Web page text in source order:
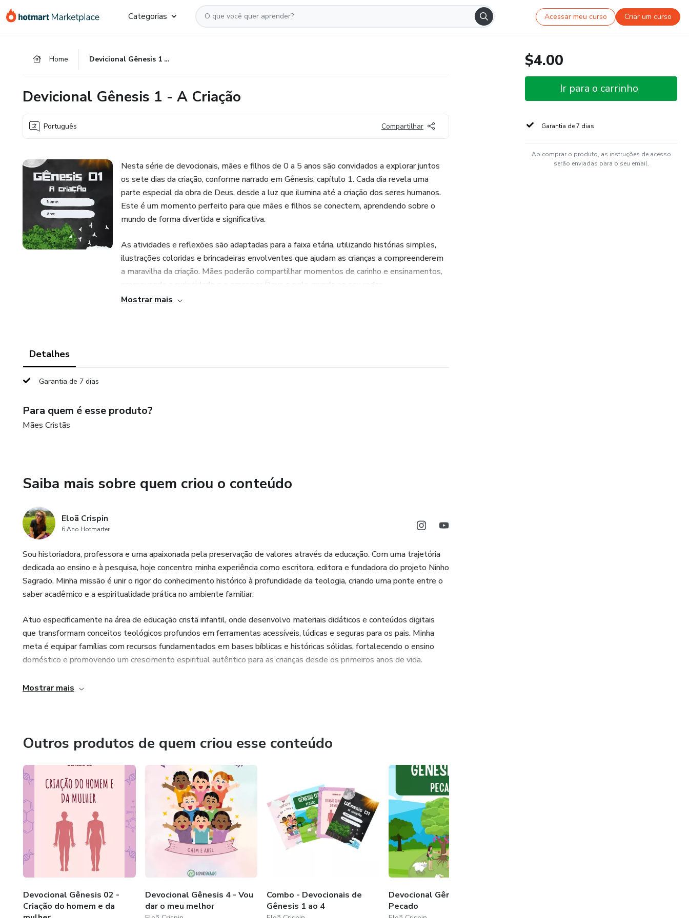
para
para
para
Categorias Acessar meu curso Criar um curso
Home Devicional Gênesis 1 - A Criação
Devicional Gênesis 1 - A Criação
Português Compartilhar
Nesta série de devocionais, mães e filhos de 0 a 5 anos são convidados a explorar juntos
os sete dias da criação, conforme narrado em Gênesis, capítulo 1. Cada dia revela uma
parte especial da obra de Deus, desde a luz que ilumina até a criação dos seres humanos.
Este é um momento perfeito para que mães e filhos se conectem, aprendendo sobre o
mundo de forma divertida e significativa.
As atividades e reflexões são adaptadas para a faixa etária, utilizando histórias simples,
ilustrações coloridas e brincadeiras envolventes que ajudam as crianças a compreenderem
a maravilha da criação. Mães poderão compartilhar momentos de carinho e ensinamentos,
promovendo a curiosidade e o amor por Deus e pelo mundo ao seu redor.
Mostrar mais
Detalhes
Garantia de 7 dias
Para quem é esse produto?
Mães Cristãs
Saiba mais sobre quem criou o conteúdo
Eloã Crispin
6 Ano Hotmarter
Sou historiadora, professora e uma apaixonada pela preservação de valores através da educação. Com uma trajetória
dedicada ao ensino e à pesquisa, hoje concentro minha experiência como escritora, editora e fundadora do projeto Ninho
Sagrado. Minha missão é unir o rigor do conhecimento histórico à profundidade da teologia, criando uma ponte entre o
saber acadêmico e a espiritualidade prática no ambiente familiar.
Atuo especificamente na área de educação cristã infantil, onde desenvolvo materiais didáticos e conteúdos digitais
que transformam conceitos teológicos profundos em ferramentas acessíveis, lúdicas e seguras para os pais. Minha
meta é equipar famílias com recursos fundamentados em bases bíblicas e históricas sólidas, fortalecendo o ensino
doméstico e promovendo um crescimento espiritual autêntico para as crianças desde os primeiros anos de vida.
Acredito que, ao investir na formação dos "Pequenos Teólogos", estamos preparando uma geração com raízes firmes
eternidade.
Mostrar mais
Outros produtos de quem criou esse conteúdo
Devocional Gênesis 02 -
Criação do homem e da
Devocional Gênesis 4 - Vou
dar o meu melhor
Combo - Devocionais de
Gênesis 1 ao 4
Devocional Gênesis 3 - O
Pecado
$4.00
Ir para o carrinho
Garantia de 7 dias
Ao comprar o produto, as instruções de acesso
serão enviadas para o seu email.